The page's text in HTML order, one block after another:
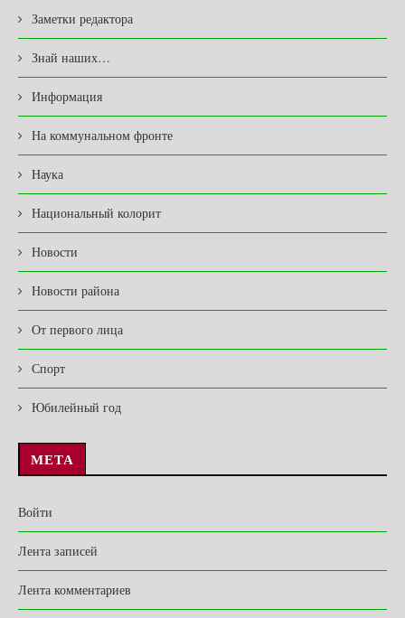
Заметки редактора
Знай наших…
Информация
На коммунальном фронте
Наука
Национальный колорит
Новости
Новости района
От первого лица
Спорт
Юбилейный год
МЕТА
Войти
Лента записей
Лента комментариев